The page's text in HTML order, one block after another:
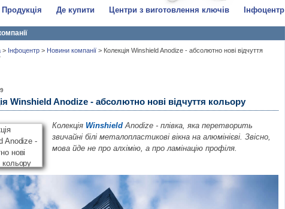
Продукція Де купити Центри з виготовлення ключів Інфоцентр
> Інфоцентр > Новини компанії > Колекція Winshield Anodize - абсолютно нові відчуття
Winshield Anodize - абсолютно нові відчуття кольору
Колекція Winshield Anodize - плівка, яка перетворить
звичайні білі металопластикові вікна на алюмінієві. Звісно,
мова йде не про алхімію, а про ламінацію профіля.